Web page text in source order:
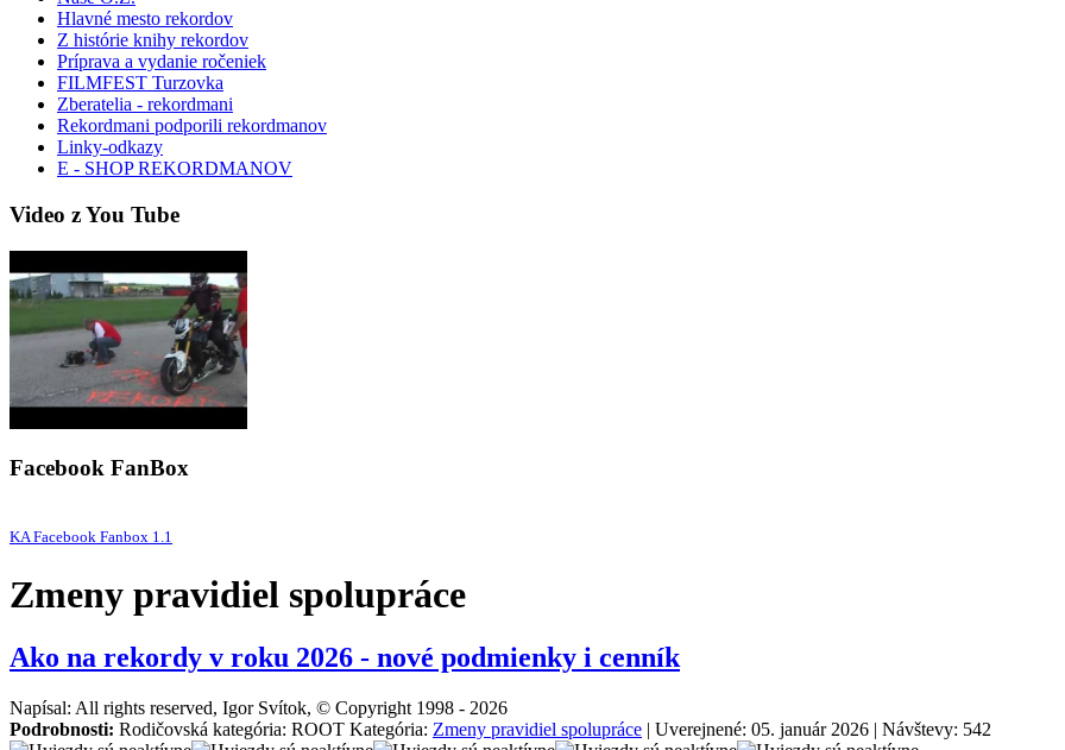
Hlavné mesto rekordov
Z histórie knihy rekordov
Príprava a vydanie ročeniek
FILMFEST Turzovka
Zberatelia - rekordmani
Rekordmani podporili rekordmanov
Linky-odkazy
E - SHOP REKORDMANOV
Video z You Tube
Facebook FanBox
KA Facebook Fanbox 1.1
Zmeny pravidiel spolupráce
Ako na rekordy v roku 2026 - nové podmienky i cenník
Napísal: All rights reserved, Igor Svítok, © Copyright 1998 - 2026
Podrobnosti: Rodičovská kategória: ROOT Kategória: Zmeny pravidiel spolupráce | Uverejnené: 05. január 2026 | Návštevy: 542